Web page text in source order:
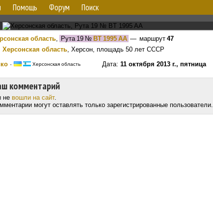
Помощь Форум Поиск
область, Рута 19 № BT 1995 AA — маршрут 47
Херсонская область, Херсон, площадь 50 лет СССР
· Херсонская областьДата: 11 октября 2013 г., пятница
комментарий
не вошли на сайт.
могут оставлять только зарегистрированные пользователи.